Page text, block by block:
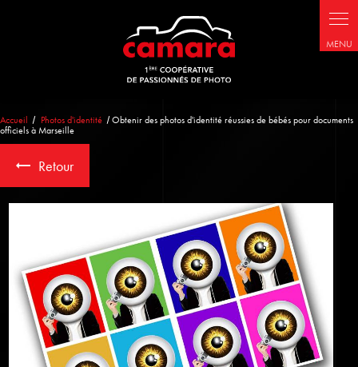
Accueil Photos d'identité
Obtenir des photos d'identité réussies de bébés pour documents
officiels à Marseille
Retour